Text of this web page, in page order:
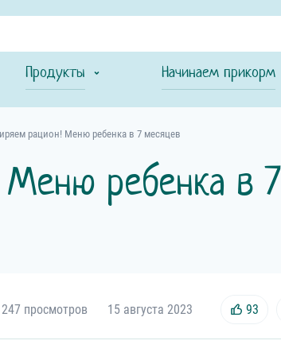
Продукты Начинаем прикорм
рацион! Меню ребенка в 7 месяцев
ребенка в 7
просмотров 15 августа 2023 93